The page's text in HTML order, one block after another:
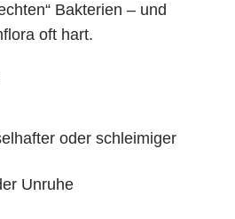
Bakterien – und
oft hart.
oder schleimiger
Unruhe